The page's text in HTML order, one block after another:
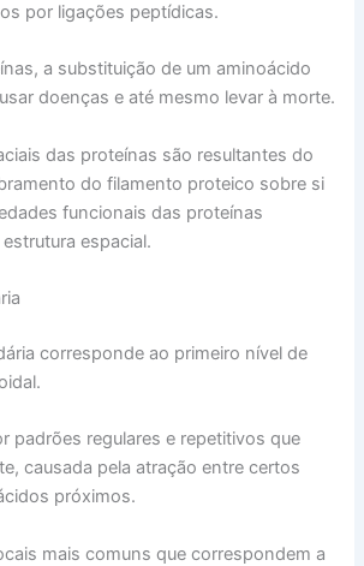
por ligações peptídicas.
a substituição de um aminoácido
doenças e até mesmo levar à morte.
das proteínas são resultantes do
do filamento proteico sobre si
funcionais das proteínas
espacial.
corresponde ao primeiro nível de
padrões regulares e repetitivos que
causada pela atração entre certos
próximos.
mais comuns que correspondem a